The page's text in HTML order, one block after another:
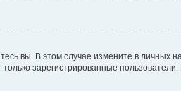
вы. В этом случае измените в личных
зарегистрированные